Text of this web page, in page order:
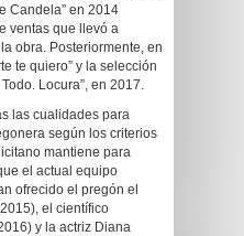
Candela” en 2014
ventas que llevó a
obra. Posteriormente, en
te quiero” y la selección
Locura”, en 2017.
las cualidades para
según los criterios
mantiene para
el actual equipo
ofrecido el pregón el
el científico
y la actriz Diana